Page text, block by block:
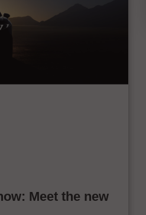
Meet the new